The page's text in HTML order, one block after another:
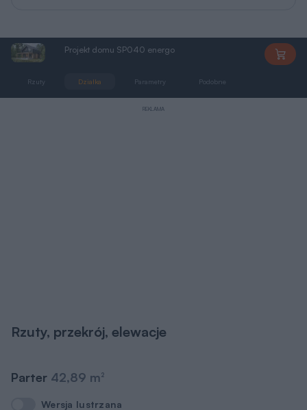
Projekt domu SP040 energo
Rzuty Działka Parametry Podobne
REKLAMA
Rzuty, przekrój, elewacje
Parter 42,89 m2
Wersja lustrzana
Wersja lustrzana